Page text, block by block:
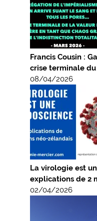
Francis Cousin :
crise terminale
08/04/2026
La virologie est
explications de 2
02/04/2026